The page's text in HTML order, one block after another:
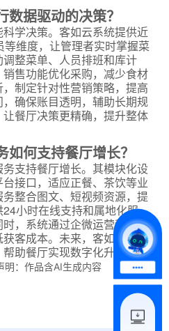
据驱动的决策？
学决策。客如云系统提供近
维度，让管理者实时掌握菜
整菜单、人员排班和库计
售功能优化采购，减少食材
制定针对性营销策略，提高
确保账目透明，辅助长期规
餐厅决策更精确，提升整体
何支持餐厅增长？
支持餐厅增长。其模块化设
接口，适应正餐、茶饮等业
整合图文、短视频资源，提
小时在线支持和属地化服
，系统通过企微运营和会员
客成本。未来，客如云将持
助餐厅实现数字化升级，在
明：作品含AI生成内容